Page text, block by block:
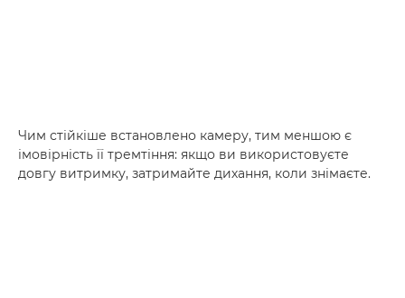
Чим стійкіше встановлено камеру, тим меншою є
імовірність її тремтіння: якщо ви використовуєте
довгу витримку, затримайте дихання, коли знімаєте.